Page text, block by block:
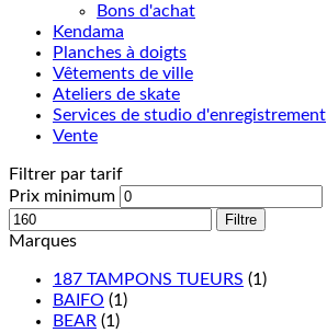
Bons d'achat
Kendama
Planches à doigts
Vêtements de ville
Ateliers de skate
Services de studio d'enregistrement
Vente
Filtrer par tarif
Prix minimum
Filtre
Marques
187 TAMPONS TUEURS (1)
BAIFO (1)
BEAR (1)